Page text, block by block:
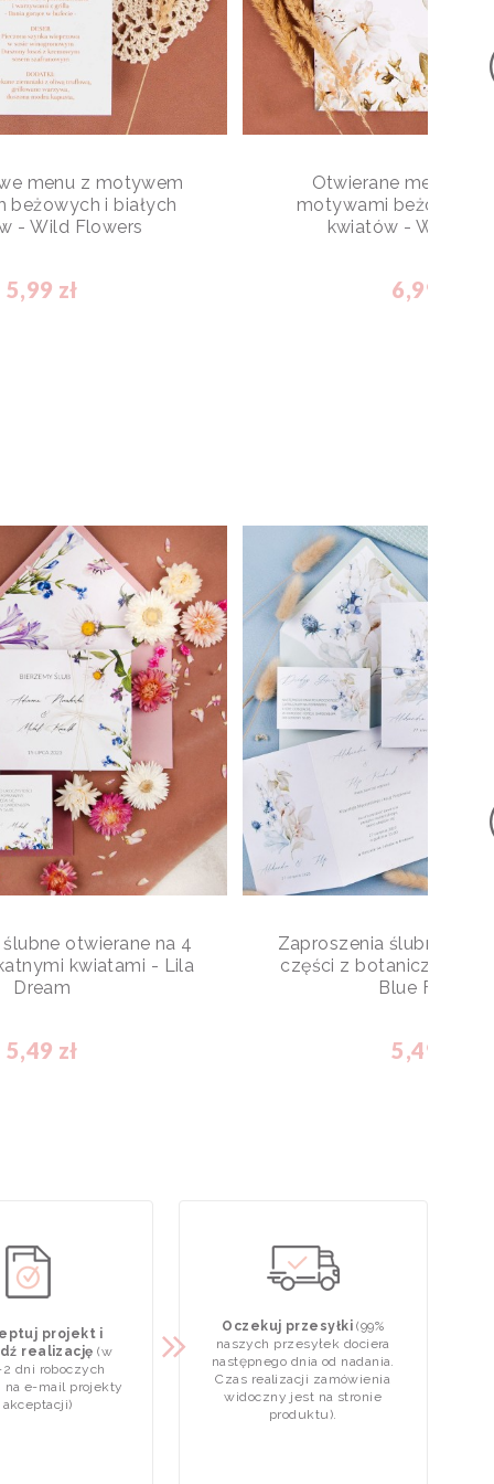
menu z motywem
beżowych i białych
- Wild Flowers
5,99 zł
Otwierane menu
motywami beżowych i
kwiatów - Wild
6,99 zł
otwierane na 4
kwiatami - Lila
Dream
5,49 zł
Zaproszenia ślubne
części z botanicznym
Blue Forest
5,49 zł
projekt i
realizację (w
dni roboczych
na e-mail projekty
akceptacji)
Oczekuj przesyłki(99%
naszych przesyłek dociera
następnego dnia od nadania.
Czas realizacji zamówienia
widoczny jest na stronie
produktu).